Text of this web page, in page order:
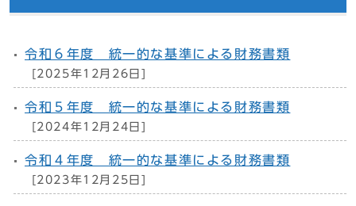
令和６年度 統一的な基準による財務書類
[2025年12月26日]
令和５年度 統一的な基準による財務書類
[2024年12月24日]
令和４年度 統一的な基準による財務書類
[2023年12月25日]